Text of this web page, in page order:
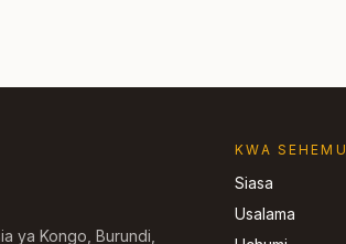
ya Kongo, Burundi,
KWA SEHEMU
Siasa
Usalama